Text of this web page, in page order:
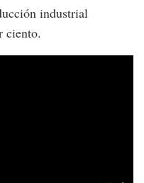
industrial
ciento.